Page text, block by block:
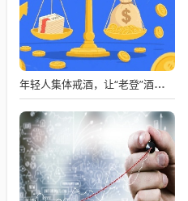
年轻人集体戒酒，让“老登”酒企的天快塌了